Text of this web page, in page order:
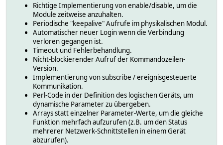
Richtige Implementierung von enable/disable, um die
Module zeitweise anzuhalten.
Periodische "keepalive" Aufrufe im physikalischen Modul.
Automatischer neuer Login wenn die Verbindung
verloren gegangen ist.
Timeout und Fehlerbehandlung.
Nicht-blockierender Aufruf der Kommandozeilen-
Version.
Implementierung von subscribe / ereignisgesteuerte
Kommunikation.
Perl-Code in der Definition des logischen Geräts, um
dynamische Parameter zu übergeben.
Arrays statt einzelner Parameter-Werte, um die gleiche
Funktion mehrfach aufzurufen (z.B. um den Status
mehrerer Netzwerk-Schnittstellen in einem Gerät
abzurufen).